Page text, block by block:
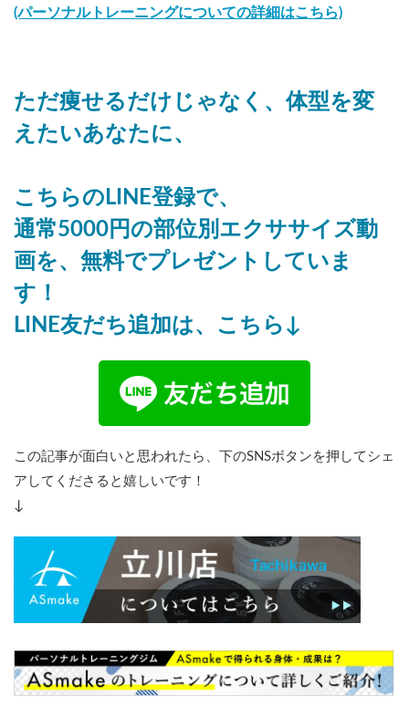
(パーソナルトレーニングについての詳細はこちら)
ただ痩せるだけじゃなく、体型を変
えたいあなたに、
こちらのLINE登録で、
通常5000円の部位別エクササイズ動
画を、無料でプレゼントしていま
す！
LINE友だち追加は、こちら↓
この記事が面白いと思われたら、下のSNSボタンを押してシェ
アしてくださると嬉しいです！
↓